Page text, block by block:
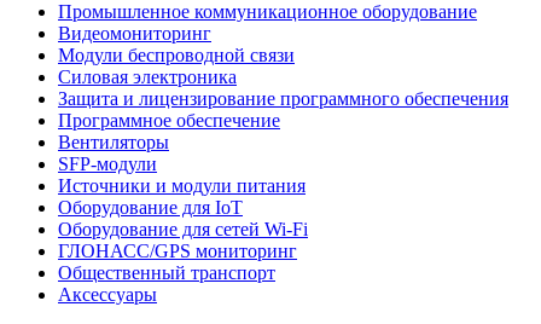
Промышленное коммуникационное оборудование
Видеомониторинг
Модули беспроводной связи
Силовая электроника
Защита и лицензирование программного обеспечения
Программное обеспечение
Вентиляторы
SFP-модули
Источники и модули питания
Оборудование для IoT
Оборудование для сетей Wi-Fi
ГЛОНАСС/GPS мониторинг
Общественный транспорт
Аксессуары